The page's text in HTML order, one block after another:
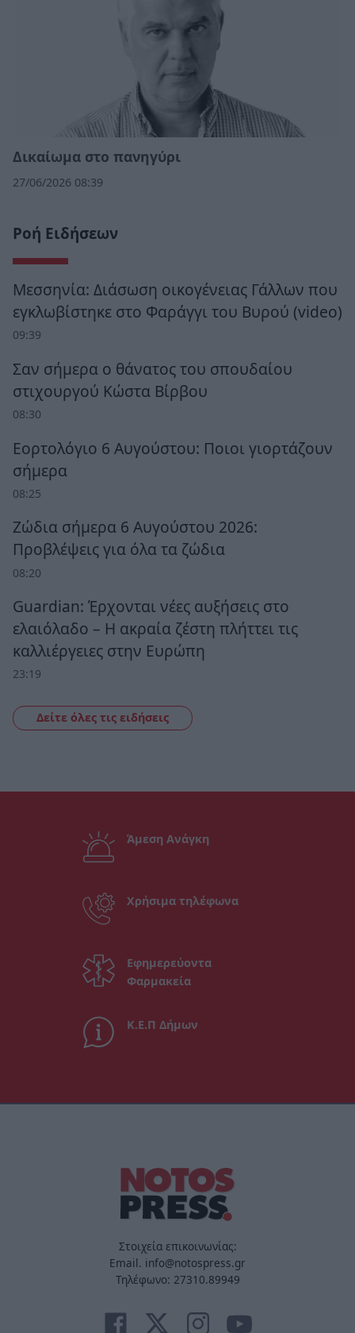
Δικαίωμα στο πανηγύρι
27/06/2026 08:39
Ροή Ειδήσεων
Μεσσηνία: Διάσωση οικογένειας Γάλλων που
εγκλωβίστηκε στο Φαράγγι του Βυρού (video)
09:39
Σαν σήμερα ο θάνατος του σπουδαίου
στιχουργού Κώστα Βίρβου
08:30
Εορτολόγιο 6 Αυγούστου: Ποιοι γιορτάζουν
σήμερα
08:25
Ζώδια σήμερα 6 Αυγούστου 2026:
Προβλέψεις για όλα τα ζώδια
08:20
Guardian: Έρχονται νέες αυξήσεις στο
ελαιόλαδο – Η ακραία ζέστη πλήττει τις
καλλιέργειες στην Ευρώπη
23:19
Δείτε όλες τις ειδήσεις
Άμεση Ανάγκη
Χρήσιμα τηλέφωνα
Εφημερεύοντα
Φαρμακεία
Κ.Ε.Π Δήμων
Στοιχεία επικοινωνίας:
Email. info@notospress.gr
Τηλέφωνο: 27310.89949